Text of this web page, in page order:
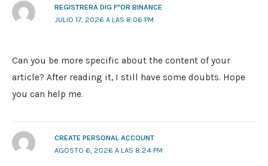
REGISTRERA DIG F"OR BINANCE
JULIO 17, 2026 A LAS 8:06 PM
Can you be more specific about the content of your
article? After reading it, I still have some doubts. Hope
you can help me.
CREATE PERSONAL ACCOUNT
AGOSTO 6, 2026 A LAS 8:24 PM